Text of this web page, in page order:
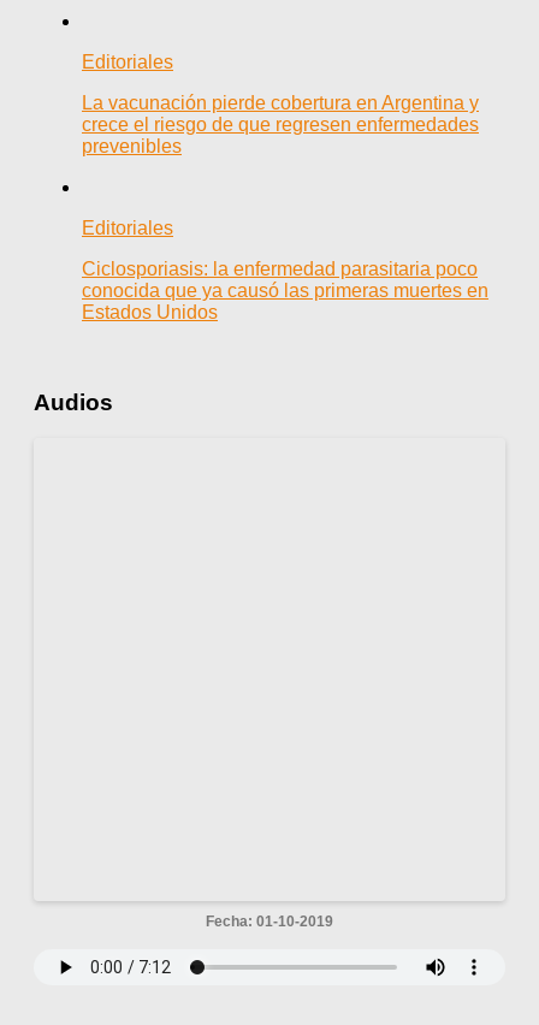
Editoriales
La vacunación pierde cobertura en Argentina y
crece el riesgo de que regresen enfermedades
prevenibles
Editoriales
Ciclosporiasis: la enfermedad parasitaria poco
conocida que ya causó las primeras muertes en
Estados Unidos
Audios
Fecha: 01-10-2019